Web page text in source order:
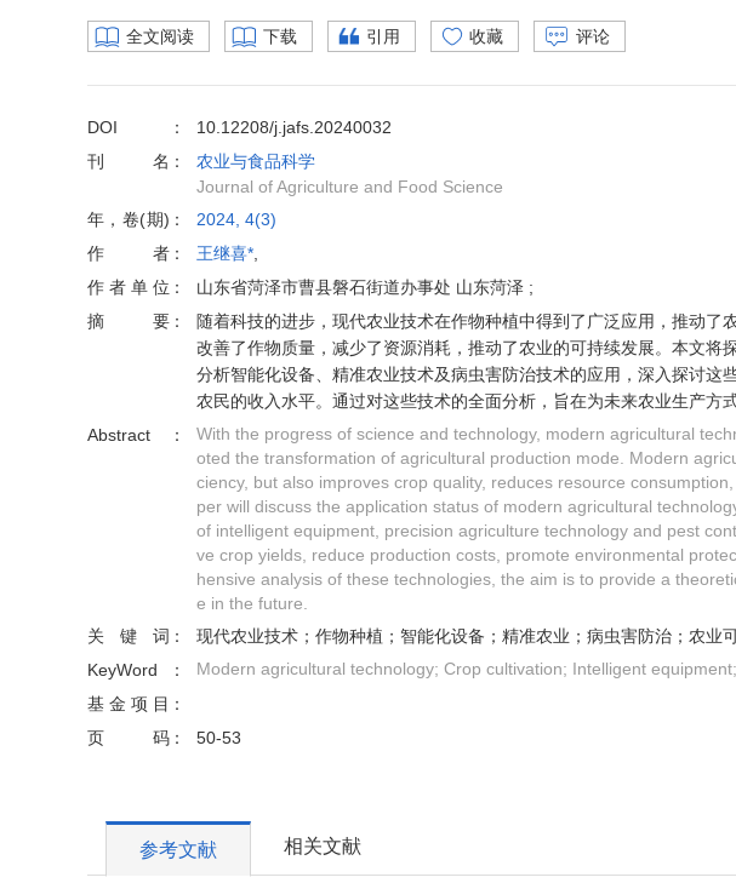
全文阅读 下载 引用 收藏 评论
DOI
10.12208/j.jafs.20240032
刊名
农业与食品科学
Journal of Agriculture and Food Science
年，卷(期)
2024, 4(3)
作者
王继喜*
作者单位
山东省菏泽市曹县磐石街道办事处 山东菏泽 ;
摘要
随着科技的进步，现代农业技术在作物种植中得到了广泛应用，推动
改善了作物质量，减少了资源消耗，推动了农业的可持续发展。本文
分析智能化设备、精准农业技术及病虫害防治技术的应用，深入探讨
农民的收入水平。通过对这些技术的全面分析，旨在为未来农业生产方
Abstract
With the progress of science and technology, modern agricultural
oted the transformation of agricultural production mode. Modern
ciency, but also improves crop quality, reduces resource
per will discuss the application status of modern agricultural
of intelligent equipment, precision agriculture technology and pest
ve crop yields, reduce production costs, promote environmental
hensive analysis of these technologies, the aim is to provide a
e in the future.
关键词
现代农业技术；作物种植；智能化设备；精准农业；病虫害防治；农业
KeyWord
Modern agricultural technology; Crop cultivation; Intelligent
基金项目
页码
50-53
参考文献 相关文献